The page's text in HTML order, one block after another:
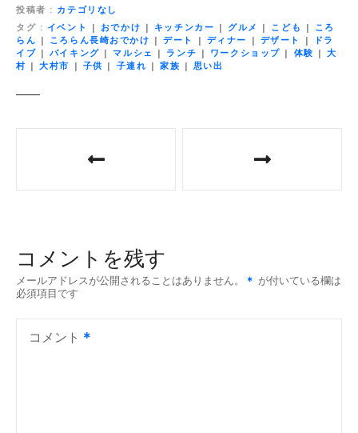
投稿者
カテゴリなし
タグ
イベント | おでかけ | キッチンカー | グルメ | こども | ころ
らん | ころらん長崎おでかけ |デート | ディナー | デザート |
ドラ
イブ | バイキング |マルシェ | ランチ | ワークショップ | 体験 |大
村 |大村市 | 子供 | 子連れ |家族 | 思い出
ゲ
ー
シ
コメントを残す
メールアドレスが公開されることはありません。
が付いている欄は
必須項目です
コメント